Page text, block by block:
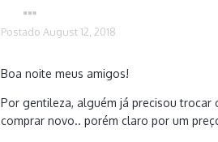
Postado August 12, 2018
Boa noite meus amigos!
Por gentileza, alguém já precisou
comprar novo.. porém claro por um